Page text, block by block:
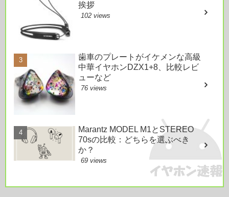
挨拶
102 views
歯車のプレートがイケメンな高級
中華イヤホンDZX1+8、比較レビ
ューなど
76 views
Marantz MODEL M1とSTEREO
70sの比較：どちらを選ぶべき
か？
69 views